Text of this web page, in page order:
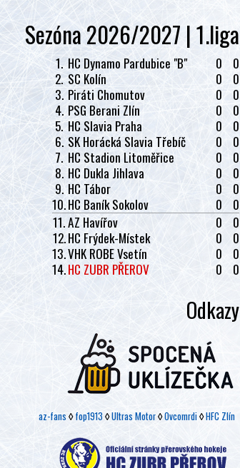
Sezóna 2026/2027 | 1.liga
1. HC Dynamo Pardubice "B" 0
0
2. SC Kolín 0
0
3. Piráti Chomutov 0
0
4. PSG Berani Zlín 0
0
5. HC Slavia Praha 0
0
6. SK Horácká Slavia Třebíč 0
0
7. HC Stadion Litoměřice 0
0
8. HC Dukla Jihlava 0
0
9. HC Tábor 0
0
10.HC Baník Sokolov 0
0
11.AZ Havířov 0
0
12.HC Frýdek-Místek 0
0
13.VHK ROBE Vsetín 0
0
14.HC ZUBR PŘEROV 0 0
Odkazy
az-fans ◊fop1913 ◊Ultras Motor◊Ovcomrdi◊HFC Zlín